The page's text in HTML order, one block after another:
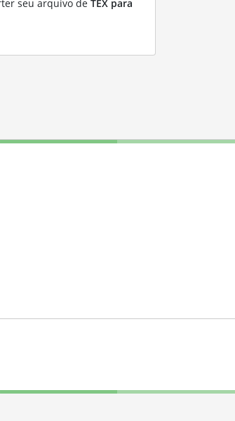
seu arquivo de TEX para